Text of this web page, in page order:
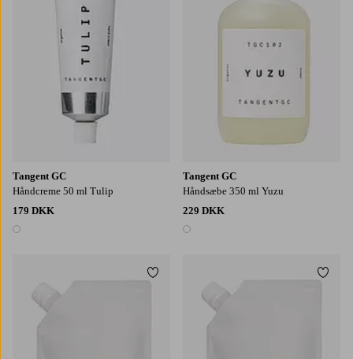
Tangent GC
Håndcreme 50 ml Tulip
179 DKK
1 farve
Tangent GC
Håndsæbe 350 ml Yuzu
229 DKK
1 farve
Tilføj til favoritter